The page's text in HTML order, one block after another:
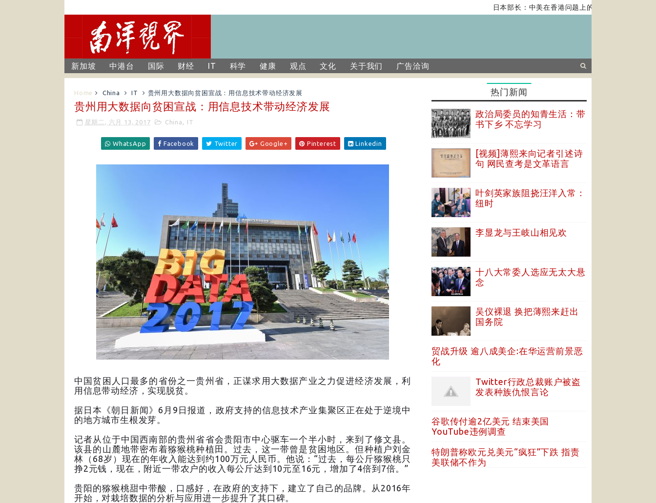
日本部长：中美在香港问题上的紧张关系对全球经济构
新加坡 中港台 国际 财经 IT 科学 健康 观点 文化 关于我们 广告洽询
Home China IT 贵州用大数据向贫困宣战：用信息技术带动经济发展
贵州用大数据向贫困宣战：用信息技术带动经济发展
星期二, 六月 13, 2017 China , IT
WhatsApp Facebook Twitter Google+ Pinterest Linkedin
中国贫困人口最多的省份之一贵州省，正谋求用大数据产业之力促进经济发展，利
用信息带动经济，实现脱贫。
据日本《朝日新闻》6月9日报道，政府支持的信息技术产业集聚区正在处于逆境中
的地方城市生根发芽。
记者从位于中国西南部的贵州省省会贵阳市中心驱车一个半小时，来到了修文县。
该县的山麓地带密布着猕猴桃种植田。过去，这一带曾是贫困地区。但种植户刘金
林（68岁）现在的年收入能达到约100万元人民币。他说：“过去，每公斤猕猴桃只
挣2元钱，现在，附近一带农户的收入每公斤达到10元至16元，增加了4倍到7倍。”
贵阳的猕猴桃甜中带酸，口感好，在政府的支持下，建立了自己的品牌。从2016年
开始，对栽培数据的分析与应用进一步提升了其口碑。
热门新闻
政治局委员的知青生活：带
书下乡 不忘学习
[视频]薄熙来向记者引述诗
句 网民查考是文革语言
叶剑英家族阻挠汪洋入常：
纽时
李显龙与王岐山相见欢
十八大常委人选应无太大悬
念
吴仪裸退 换把薄熙来赶出
国务院
贸战升级 逾八成美企:在华运营前景恶
化
Twitter行政总裁账户被盗
发表种族仇恨言论
谷歌传付逾2亿美元 结束美国
YouTube违例调查
特朗普称欧元兑美元“疯狂”下跌 指责
美联储不作为